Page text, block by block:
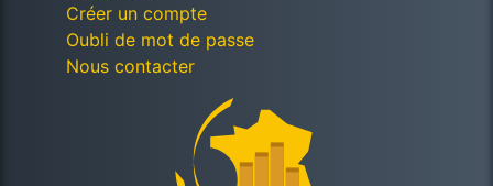
Créer un compte
Oubli de mot de passe
Nous contacter